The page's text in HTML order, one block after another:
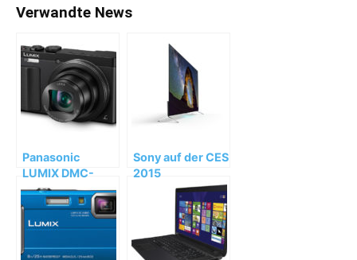
Verwandte News
Panasonic
LUMIX DMC-
TZ71: Klein und
dennoch groß
Sony auf der CES
2015